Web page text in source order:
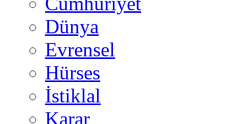
Dünya
Evrensel
Hürses
İstiklal
Karar